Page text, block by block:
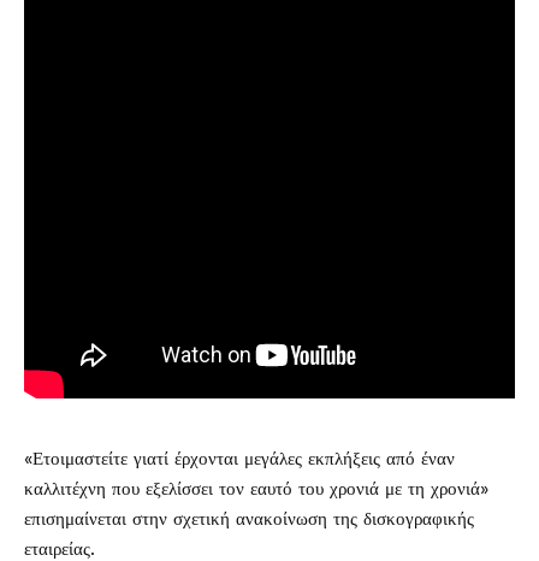
«Ετοιμαστείτε γιατί έρχονται μεγάλες εκπλήξεις από έναν
καλλιτέχνη που εξελίσσει τον εαυτό του χρονιά με τη χρονιά»
επισημαίνεται στην σχετική ανακοίνωση της δισκογραφικής
εταιρείας.